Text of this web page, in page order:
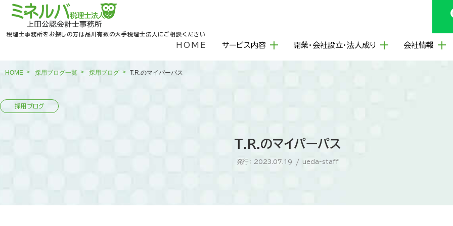
税理士事務所をお探しの方は品川有数の大手税理士法人にご相談ください
HOME サービス内容 開業・会社設立・法人成り 会社情報
HOME 採用ブログ一覧 採用ブログ T.R.のマイパーパス
T.R.のマイパーパス
発行： 2023.07.19 / ueda-staff